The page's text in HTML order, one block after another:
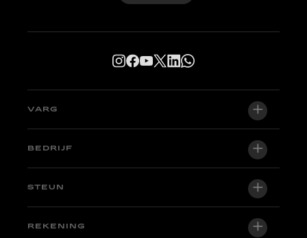
VARG
VARG EX
Fabriekseditie
BEDRIJF
Over ons
STEUN
Ondersteuningscentrum
REKENING